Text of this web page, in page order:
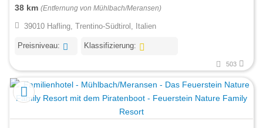
38 km (Entfernung von Mühlbach/Meransen)
39010 Hafling, Trentino-Südtirol, Italien
Preisniveau: Klassifizierung:
503